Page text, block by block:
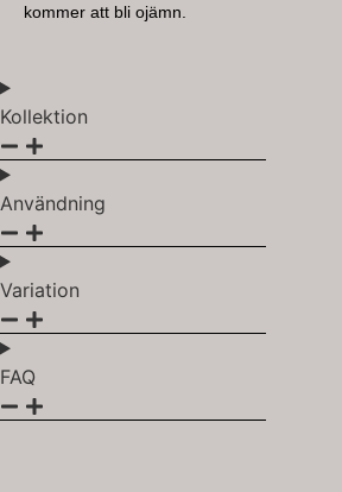
kommer att bli ojämn.
Kollektion
Användning
Variation
FAQ